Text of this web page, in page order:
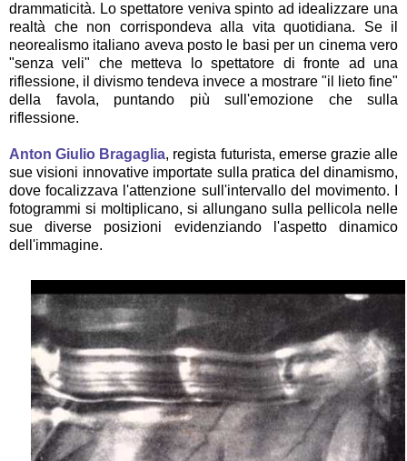
drammaticità. Lo spettatore veniva spinto ad idealizzare una
realtà che non corrispondeva alla vita quotidiana. Se il
neorealismo italiano aveva posto le basi per un cinema vero
"senza veli" che metteva lo spettatore di fronte ad una
riflessione, il divismo tendeva invece a mostrare "il lieto fine"
della favola, puntando più sull'emozione che sulla
riflessione.
Anton Giulio Bragaglia, regista futurista, emerse grazie alle
sue visioni innovative importate sulla pratica del dinamismo,
dove focalizzava l'attenzione sull'intervallo del movimento. I
fotogrammi si moltiplicano, si allungano sulla pellicola nelle
sue diverse posizioni evidenziando l'aspetto dinamico
dell'immagine.